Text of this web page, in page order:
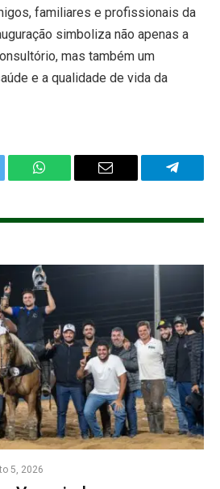
familiares e profissionais da
simboliza não apenas a
mas também um
e a qualidade de vida da
WhatsApp Email
5, 2026